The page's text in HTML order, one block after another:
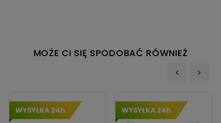
MOŻE CI SIĘ SPODOBAĆ RÓWNIEŻ
WYSYŁKA 24h WYSYŁKA 24h